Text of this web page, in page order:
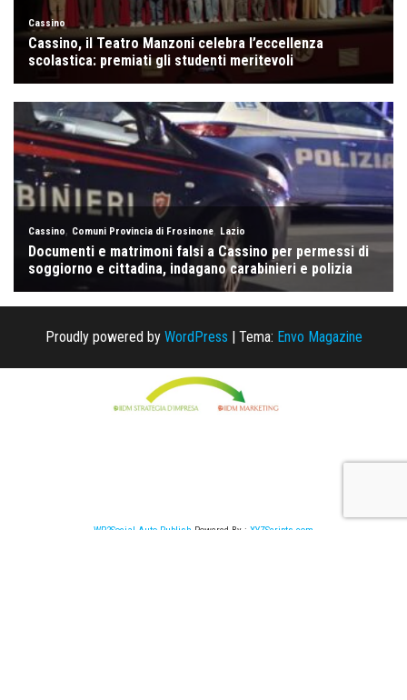
Proudly powered by WordPress | Tema: Envo Magazine
WP2Social Auto Publish Powered By : XYZScripts.com